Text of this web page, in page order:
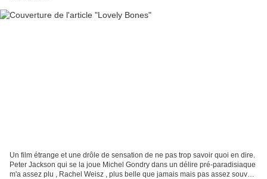
Un film étrange et une drôle de sensation de ne pas trop savoir quoi en dire.
Peter Jackson qui se la joue Michel Gondry dans un délire pré-paradisiaque
m'a assez plu , Rachel Weisz , plus belle que jamais mais pas assez souvent